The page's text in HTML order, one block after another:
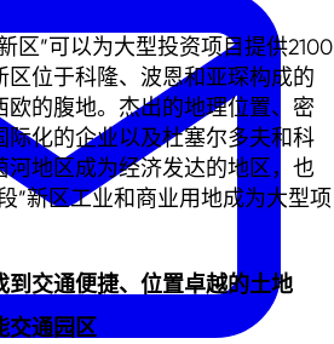
区”可以为大型投资项目提供2100
区位于科隆、波恩和亚琛构成的
欧的腹地。杰出的地理位置、密
际化的企业以及杜塞尔多夫和科
河地区成为经济发达的地区，也
”新区工业和商业用地成为大型项
到交通便捷、位置卓越的土地
交通园区